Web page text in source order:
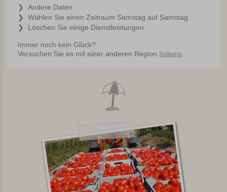
Andere Daten
Wählen Sie einen Zeitraum Samstag auf Samstag
Löschen Sie einige Dienstleistungen
Immer noch kein Glück?
Versuchen Sie es mit einer anderen Region Italiens